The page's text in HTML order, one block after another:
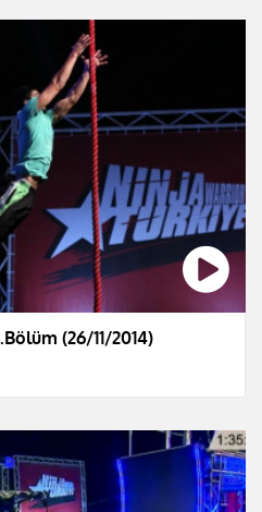
(26/11/2014)